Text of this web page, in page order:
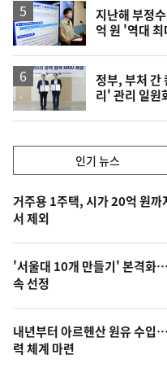
지난해 부정
억 원 '역대
정부, 부처 간
리' 관리 일원
기,
최
신,
오
늘
의
영
상
인기 뉴스
기
뉴
스
거주용 1주택, 시가 20억 원까
서 제외
'서울대 10개 만들기' 본격화
속 선정
내년부터 아르헨산 원유 수입
력 체계 마련